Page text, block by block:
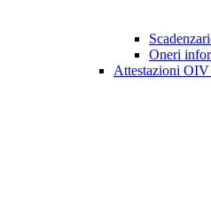
Oneri
Attestazioni OIV